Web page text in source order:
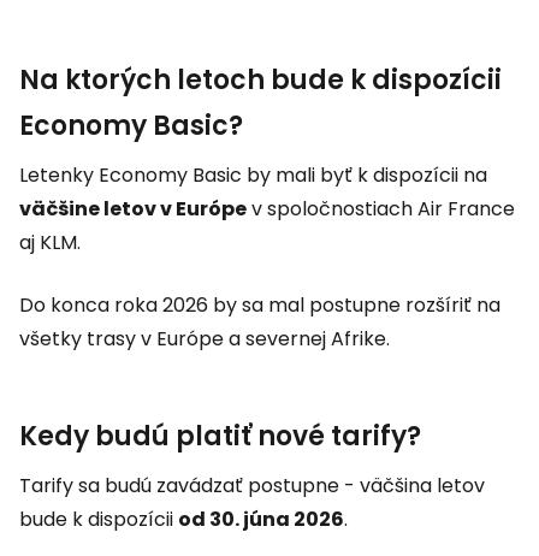
Na ktorých letoch bude k dispozícii
Economy Basic?
Letenky Economy Basic by mali byť k dispozícii na
väčšine letov v Európev spoločnostiach Air France
aj KLM.
Do konca roka 2026 by sa mal postupne rozšíriť na
všetky trasy v Európe a severnej Afrike.
Kedy budú platiť nové tarify?
Tarify sa budú zavádzať postupne - väčšina letov
bude k dispozícii od 30. júna 2026.